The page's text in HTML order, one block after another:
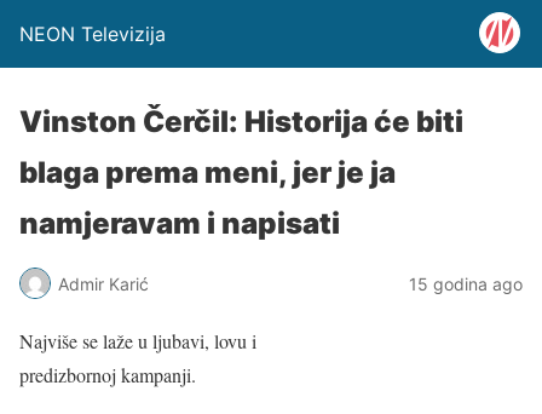
NEON Televizija
Vinston Čerčil: Historija će biti
blaga prema meni, jer je ja
namjeravam i napisati
Admir Karić 15 godina ago
Najviše se laže u ljubavi, lovu i
predizbornoj kampanji.